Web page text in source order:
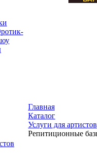
Главная
Каталог
Услуги для артистов
Репитиционные